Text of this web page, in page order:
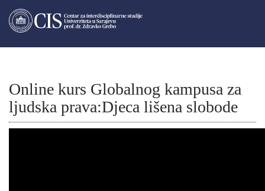
Online kurs Globalnog kampusa za
ljudska prava:Djeca lišena slobode